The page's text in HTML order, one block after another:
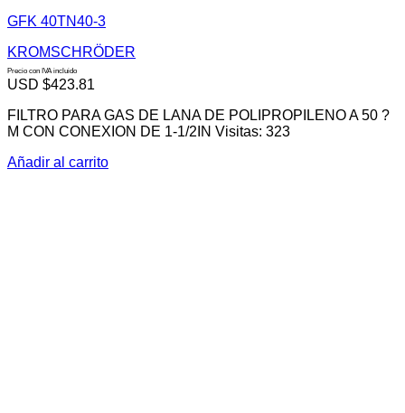
GFK 40TN40-3
KROMSCHRÖDER
Precio con IVA incluido
USD $423.81
FILTRO PARA GAS DE LANA DE POLIPROPILENO A 50 ?
M CON CONEXION DE 1-1/2IN Visitas: 323
Añadir al carrito